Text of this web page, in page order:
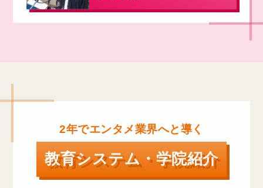
2年でエンタメ業界へと導く
教育システム・学院紹介